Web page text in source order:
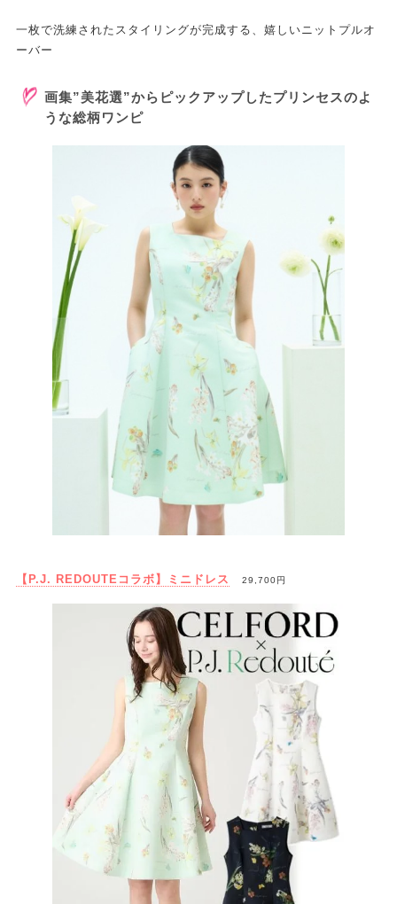
一枚で洗練されたスタイリングが完成する、嬉しいニットプルオ
ーバー
画集”美花選”からピックアップしたプリンセスのよ
うな総柄ワンピ
【P.J. REDOUTEコラボ】ミニドレス 29,700円